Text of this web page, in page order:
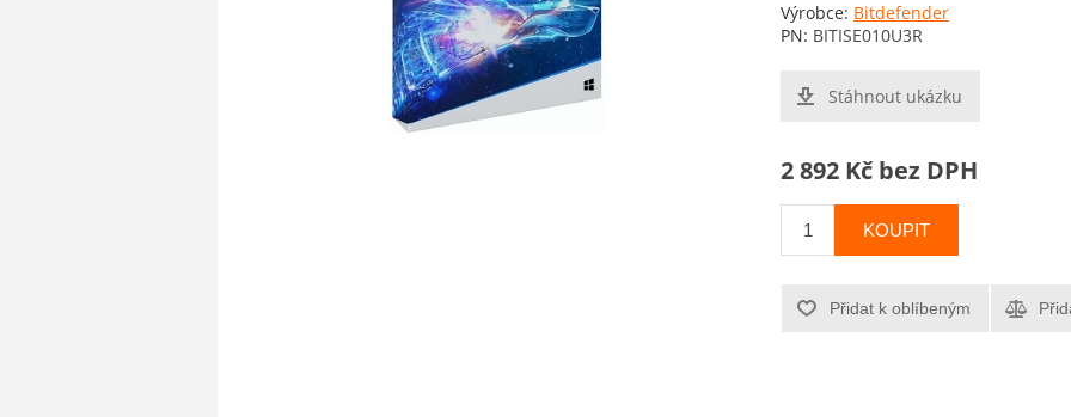
Výrobce: Bitdefender
PN: BITISE010U3R
Stáhnout ukázku
2 892 Kč bez DPH
KOUPIT
Přidat k oblíbeným